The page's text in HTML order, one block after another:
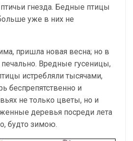
гнезда. Бедные птицы
уже в них не
пришла новая весна; но в
Вредные гусеницы,
истребляли тысячами,
беспрепятственно и
не только цветы, но и
деревья посреди лета
будто зимою.